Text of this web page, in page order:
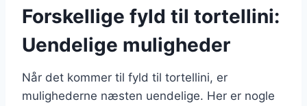
Forskellige fyld til tortellini:
Uendelige muligheder
Når det kommer til fyld til tortellini, er
mulighederne næsten uendelige. Her er nogle